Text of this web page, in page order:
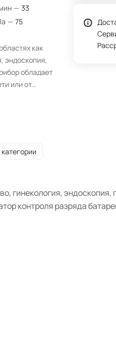
— 33
— 75
как
эндоскопия,
обладает
или от
гинекология,
контроля разряда